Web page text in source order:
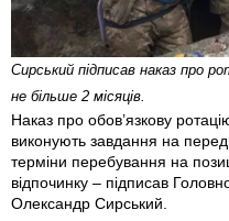
Сирський підписав наказ про
не більше 2 місяців.
Наказ про обов’язкову
виконують завдання на
терміни перебування на
відпочинку – підписав
Олександр Сирський.